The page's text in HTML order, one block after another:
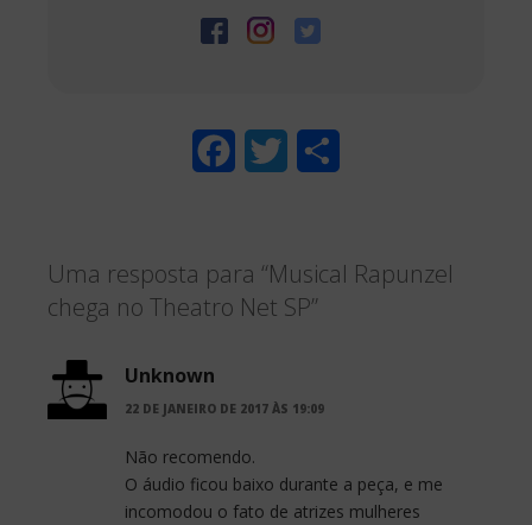
e
b
o
k
t
t
r
r
Uma resposta para “Musical Rapunzel
chega no Theatro Net SP”
Unknown
22 DE JANEIRO DE 2017 ÀS 19:09
Não recomendo.
O áudio ficou baixo durante a peça, e me
incomodou o fato de atrizes mulheres